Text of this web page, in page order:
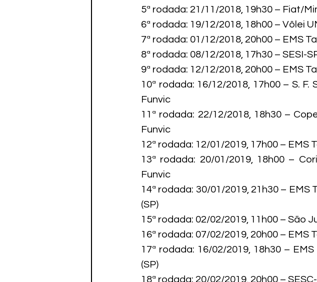
5ª rodada: 21/11/2018, 19h30 – Fiat/
6ª rodada: 19/12/2018, 18h00 – Vôlei
7ª rodada: 01/12/2018, 20h00 – EMS
8ª rodada: 08/12/2018, 17h30 – SESI-
9ª rodada: 12/12/2018, 20h00 – EMS
10ª rodada: 16/12/2018, 17h00 – S.
Funvic
11ª rodada: 22/12/2018, 18h30 –
Funvic
12ª rodada: 12/01/2019, 17h00 – EMS
13ª rodada: 20/01/2019, 18h00 –
Funvic
14ª rodada: 30/01/2019, 21h30 –
(SP)
15ª rodada: 02/02/2019, 11h00 – São
16ª rodada: 07/02/2019, 20h00 – EMS
17ª rodada: 16/02/2019, 18h30 –
(SP)
18ª rodada: 20/02/2019, 20h00 –